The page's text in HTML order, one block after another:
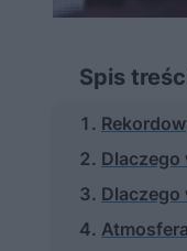
Spis
Dlaczego
Dlaczego